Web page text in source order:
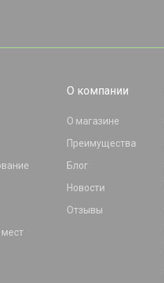
О компании
О магазине
Преимущества
Блог
Новости
Отзывы